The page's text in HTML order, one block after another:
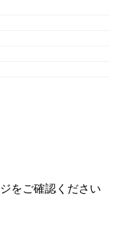
をご確認ください